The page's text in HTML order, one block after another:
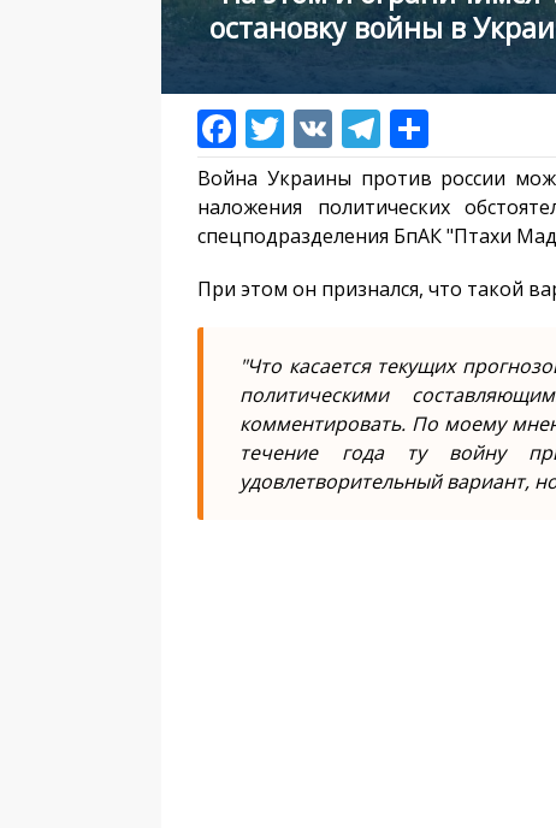
остановку войны в
Война Украины против россии
наложения политических
спецподразделения БпАК "Птахи
При этом он признался, что такой
"Что касается текущих
политическими
комментировать. По моему
течение года ту войну
удовлетворительный вариант,